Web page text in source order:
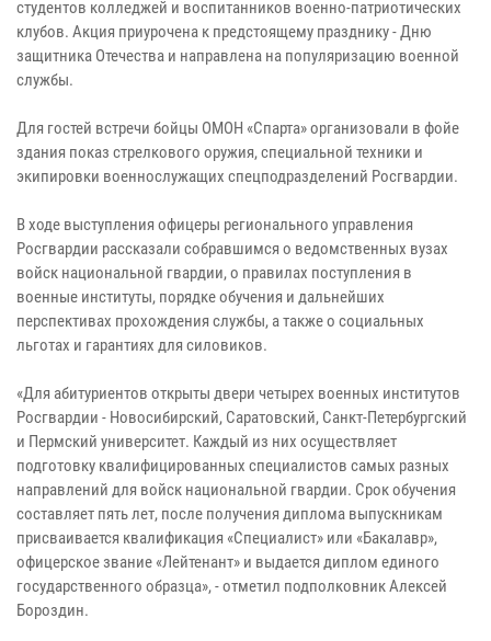
студентов колледжей и воспитанников военно-патриотических
клубов. Акция приурочена к предстоящему празднику - Дню
защитника Отечества и направлена на популяризацию военной
службы.
Для гостей встречи бойцы ОМОН «Спарта» организовали в фойе
здания показ стрелкового оружия, специальной техники и
экипировки военнослужащих спецподразделений Росгвардии.
В ходе выступления офицеры регионального управления
Росгвардии рассказали собравшимся о ведомственных вузах
войск национальной гвардии, о правилах поступления в
военные институты, порядке обучения и дальнейших
перспективах прохождения службы, а также о социальных
льготах и гарантиях для силовиков.
«Для абитуриентов открыты двери четырех военных институтов
Росгвардии - Новосибирский, Саратовский, Санкт-Петербургский
и Пермский университет. Каждый из них осуществляет
подготовку квалифицированных специалистов самых разных
направлений для войск национальной гвардии. Срок обучения
составляет пять лет, после получения диплома выпускникам
присваивается квалификация «Специалист» или «Бакалавр»,
офицерское звание «Лейтенант» и выдается диплом единого
государственного образца», - отметил подполковник Алексей
Бороздин.